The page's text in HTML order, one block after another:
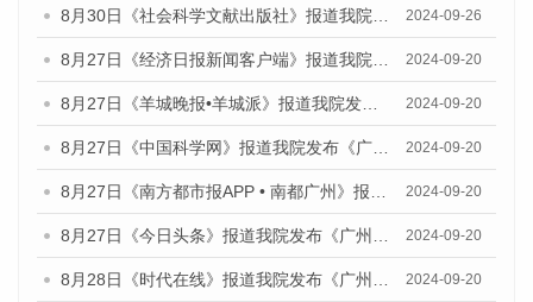
8月30日《社会科学文献出版社》报道我院与社会科学文献出版社联合发布《广州蓝皮书：广州创新型城市发展报告（2024）》的媒体文章 2024-09-26
8月27日《经济日报新闻客户端》报道我院发布《广州蓝皮书：广州创新型城市发展报告（2024）》的媒体文章 2024-09-20
8月27日《羊城晚报•羊城派》报道我院发布《广州蓝皮书：广州创新型城市发展报告（2024）》的媒体文章 2024-09-20
8月27日《中国科学网》报道我院发布《广州蓝皮书：广州创新型城市发展报告（2024）》的媒体文章 2024-09-20
8月27日《南方都市报APP • 南都广州》报道我院与社会科学文献出版社联合发布《广州蓝皮书：广州创新型城市发展报告（2024）》的媒体文章 2024-09-20
8月27日《今日头条》报道我院发布《广州蓝皮书：广州创新型城市发展报告（2024）》的媒体文章 2024-09-20
8月28日《时代在线》报道我院发布《广州蓝皮书：广州城市国际化发展报告（2024）》的媒体文章 2024-09-20